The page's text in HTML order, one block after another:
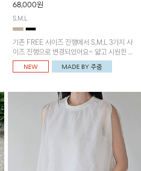
68,000원
S,M,L
기존 FREE 사이즈 진행에서 S,M,L 3가지 사
이즈 진행으로 변경되었어요~ 얇고 시원한 원
단으로 제작된 와이드팬츠! 베이직한 디자인으
로 코디 활용도가 높은 아이템이에요~